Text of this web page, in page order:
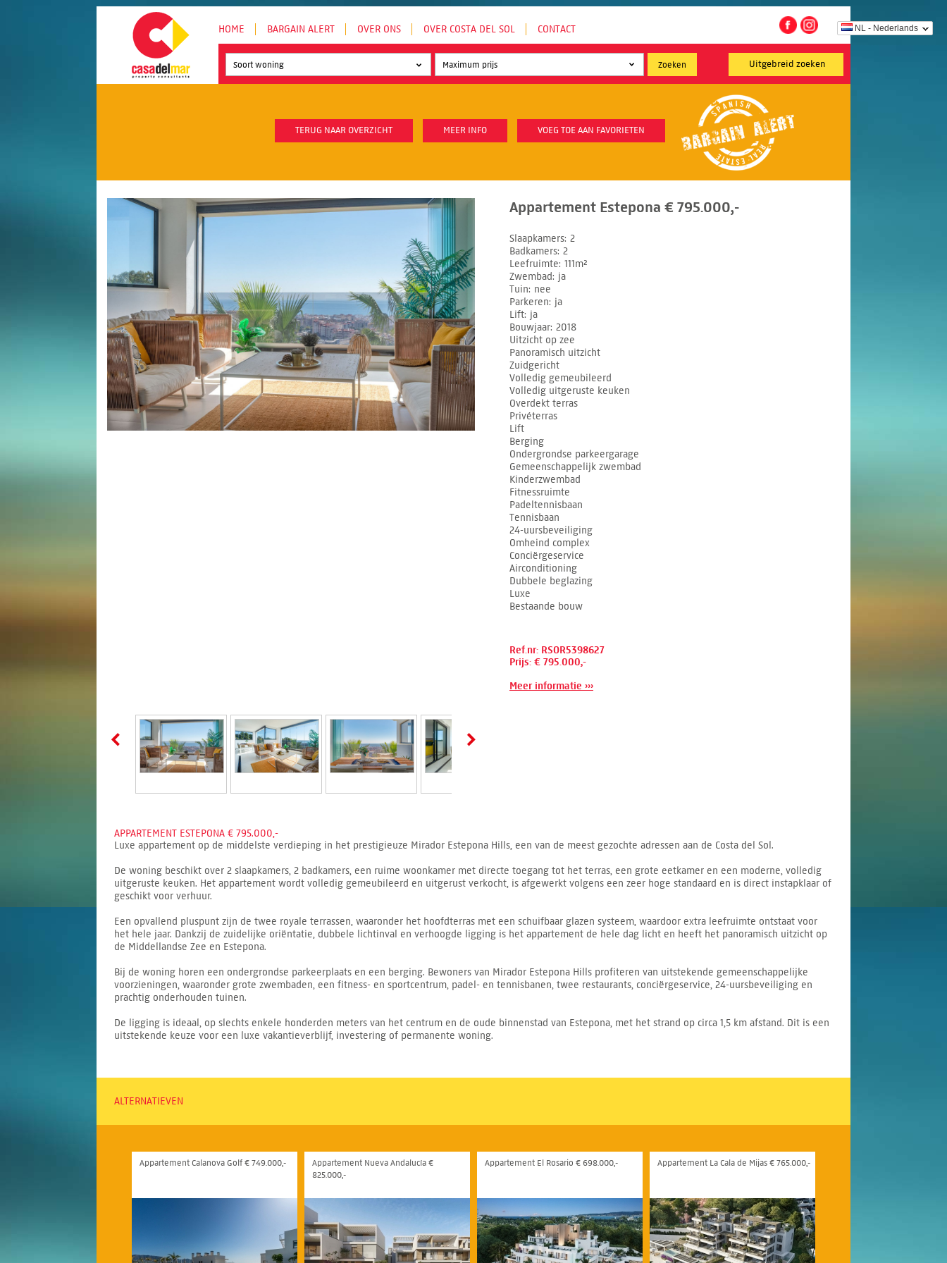
NL - Nederlands
HOME BARGAIN ALERT OVER ONS OVER COSTA DEL SOL CONTACT
Uitgebreid zoeken
Soort woning
TERUG NAAR OVERZICHT MEER INFO VOEG TOE AAN FAVORIETEN
Appartement Estepona € 795.000,-
Slaapkamers 2
Badkamers 2
Leefruimte 111m²
Zwembad
ja
Tuin nee
Parkeren ja
Lift ja
Bouwjaar 2018
Uitzicht op zee
Panoramisch uitzicht
Zuidgericht
Volledig gemeubileerd
Volledig uitgeruste keuken
Overdekt terras
Privéterras
Lift
Berging
Ondergrondse parkeergarage
Gemeenschappelijk zwembad
Kinderzwembad
Fitnessruimte
Padeltennisbaan
Tennisbaan
24-uursbeveiliging
Omheind complex
Conciërgeservice
Airconditioning
Dubbele beglazing
Luxe
Bestaande bouw
Ref.nr: RSOR5398627
Prijs: € 795.000,-
Meer informatie ›››
APPARTEMENT ESTEPONA € 795.000,-
Luxe appartement op de middelste verdieping in het prestigieuze Mirador Estepona Hills, een van de meest gezochte adressen aan de Costa del Sol.
De woning beschikt over 2 slaapkamers, 2 badkamers, een ruime woonkamer met directe toegang tot het terras, een grote eetkamer en een moderne, volledig
uitgeruste keuken. Het appartement wordt volledig gemeubileerd en uitgerust verkocht, is afgewerkt volgens een zeer hoge standaard en is direct instapklaar of
geschikt voor verhuur.
Een opvallend pluspunt zijn de twee royale terrassen, waaronder het hoofdterras met een schuifbaar glazen systeem, waardoor extra leefruimte ontstaat voor
het hele jaar. Dankzij de zuidelijke oriëntatie, dubbele lichtinval en verhoogde ligging is het appartement de hele dag licht en heeft het panoramisch uitzicht op
de Middellandse Zee en Estepona.
Bij de woning horen een ondergrondse parkeerplaats en een berging. Bewoners van Mirador Estepona Hills profiteren van uitstekende gemeenschappelijke
voorzieningen, waaronder grote zwembaden, een fitness- en sportcentrum, padel- en tennisbanen, twee restaurants, conciërgeservice, 24-uursbeveiliging en
prachtig onderhouden tuinen.
De ligging is ideaal, op slechts enkele honderden meters van het centrum en de oude binnenstad van Estepona, met het strand op circa 1,5 km afstand. Dit is een
uitstekende keuze voor een luxe vakantieverblijf, investering of permanente woning.
ALTERNATIEVEN
Appartement Calanova Golf € 749.000,-
Appartement Nueva Andalucía €
825.000,-
Appartement El Rosario € 698.000,- Appartement La Cala de Mijas € 765.000,-